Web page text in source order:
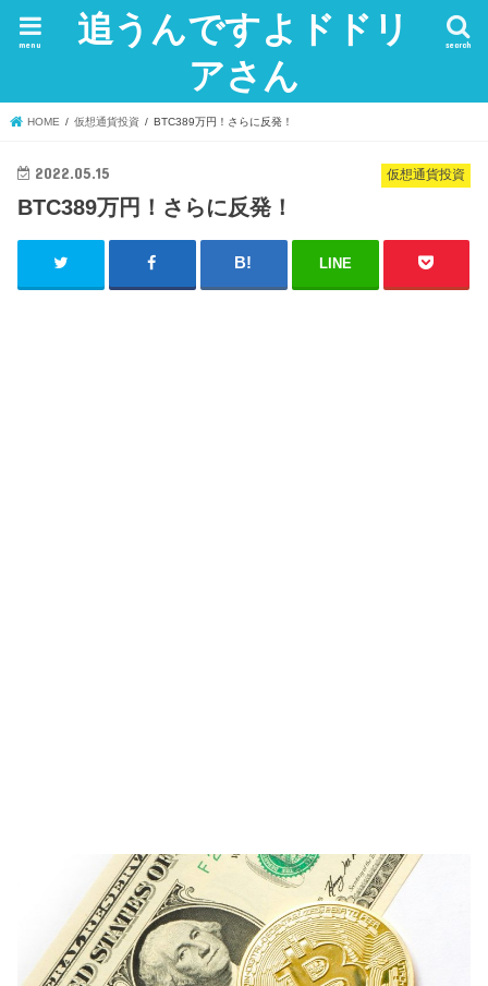
追うんですよドドリ
アさん
search
menu
HOME 仮想通貨投資 BTC389万円！さらに反発！
仮想通貨投資
2022.05.15
BTC389万円！さらに反発！
LINE